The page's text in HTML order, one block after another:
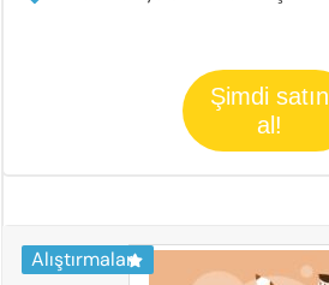
Şimdi satın
al!
Alıştırmalar